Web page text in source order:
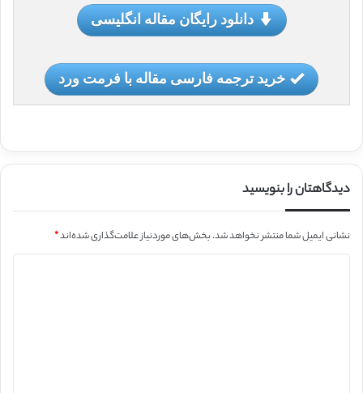
دانلود رایگان مقاله انگلیسی
خرید ترجمه فارسی مقاله با فرمت ورد
دیدگاهتان را بنویسید
نشانی ایمیل شما منتشر نخواهد شد.بخش‌های موردنیاز علامت‌گذاری شده‌اند*